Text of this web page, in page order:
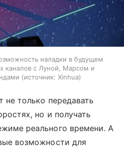
наладки в будущем
каналов с Луной, Марсом и
источник: Xinhua
не только передавать
но и получать
реального времени. А
возможности для